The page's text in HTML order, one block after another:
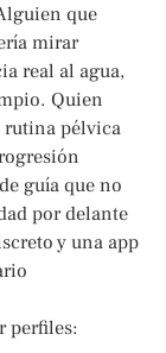
que
mirar
real al agua,
Quien
rutina pélvica
guía que no
por delante
y una app
perfiles: